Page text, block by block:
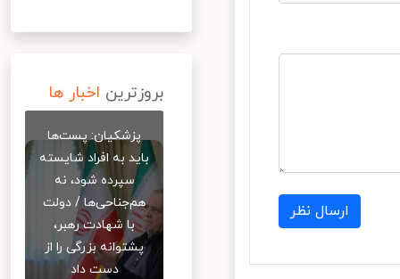
ارسال نظر
بروزترین اخبار ها
پزشکیان: پست‌ها
باید به افراد شایسته
سپرده شود، نه
هم‌جناحی‌ها / دولت
با شهادت رهبر،
پشتوانه بزرگی را از
دست داد